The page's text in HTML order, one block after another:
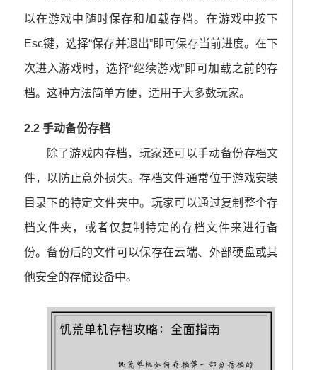
以在游戏中随时保存和加载存档。在游戏中按下
Esc键，选择“保存并退出”即可保存当前进度。在下
次进入游戏时，选择“继续游戏”即可加载之前的存
档。这种方法简单方便，适用于大多数玩家。
2.2 手动备份存档
除了游戏内存档，玩家还可以手动备份存档文
件，以防止意外损失。存档文件通常位于游戏安装
目录下的特定文件夹中。玩家可以通过复制整个存
档文件夹，或者仅复制特定的存档文件来进行备
份。备份后的文件可以保存在云端、外部硬盘或其
他安全的存储设备中。